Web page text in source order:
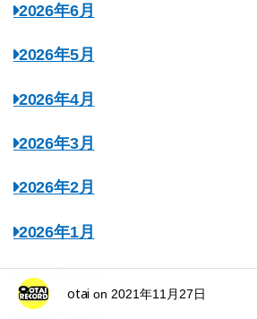
2026年6月
2026年5月
2026年4月
2026年3月
2026年2月
2026年1月
2025年12月
otai on 2021年11月27日